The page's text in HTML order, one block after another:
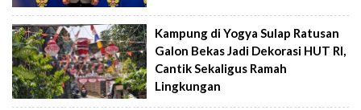
Kampung di Yogya Sulap Ratusan
Galon Bekas Jadi Dekorasi HUT RI,
Cantik Sekaligus Ramah
Lingkungan